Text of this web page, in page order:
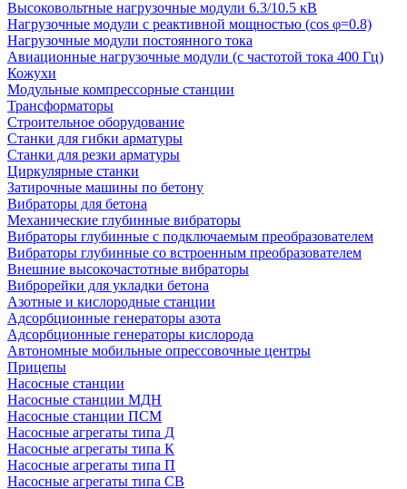
Высоковольтные нагрузочные модули 6.3/10.5 кВ
Нагрузочные модули с реактивной мощностью (cos φ=0.8)
Нагрузочные модули постоянного тока
Авиационные нагрузочные модули (с частотой тока 400 Гц)
Кожухи
Модульные компрессорные станции
Трансформаторы
Строительное оборудование
Станки для гибки арматуры
Станки для резки арматуры
Циркулярные станки
Затирочные машины по бетону
Вибраторы для бетона
Механические глубинные вибраторы
Вибраторы глубинные с подключаемым преобразователем
Вибраторы глубинные со встроенным преобразователем
Внешние высокочастотные вибраторы
Виброрейки для укладки бетона
Азотные и кислородные станции
Адсорбционные генераторы азота
Адсорбционные генераторы кислорода
Автономные мобильные опрессовочные центры
Прицепы
Насосные станции
Насосные станции МДН
Насосные станции ПСМ
Насосные агрегаты типа Д
Насосные агрегаты типа К
Насосные агрегаты типа П
Насосные агрегаты типа СВ